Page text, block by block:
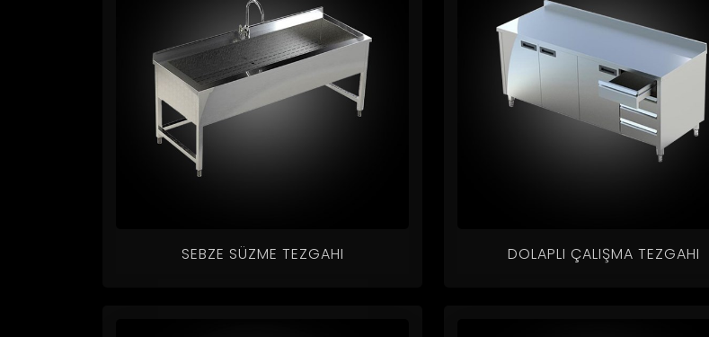
SEBZE SÜZME TEZGAHI DOLAPLI ÇALIŞMA TEZGAHI